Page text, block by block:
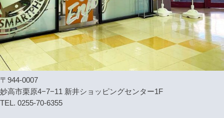
〒944-0007
妙高市栗原4−7−11 新井ショッピングセンター1F
TEL. 0255-70-6355